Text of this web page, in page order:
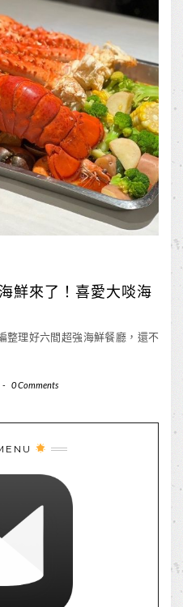
鮮來了！喜愛大啖海
整理好六間超強海鮮餐廳，還不
- 0 Comments